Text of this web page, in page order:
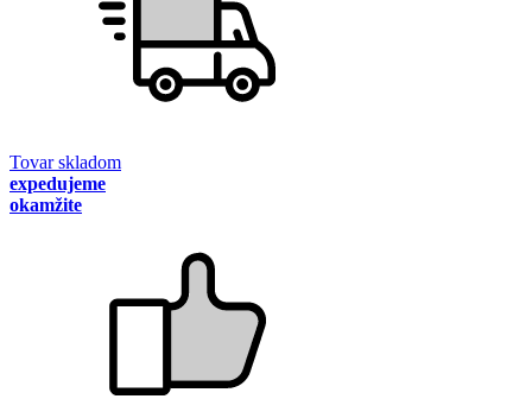
Tovar skladom
expedujeme
okamžite